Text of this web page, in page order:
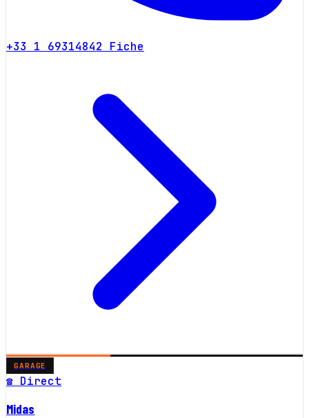
+33 1 69314842 Fiche
GARAGE
☎ Direct
Midas